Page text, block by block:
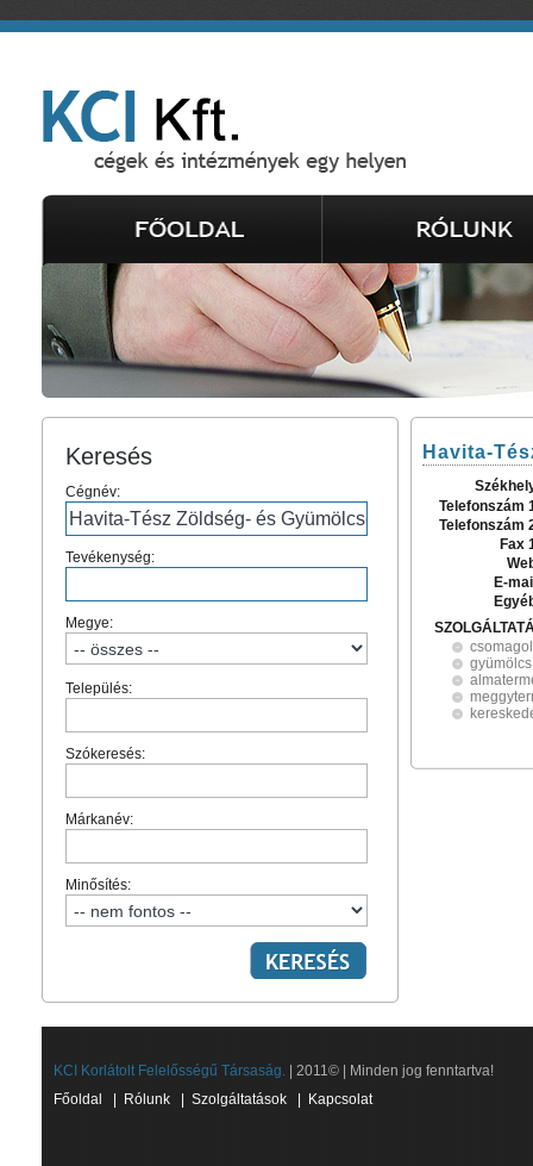
Keresés
Cégnév:
Tevékenység:
Megye:
Település:
Szókeresés:
Márkanév:
Minősítés:
Havita-
Telefonszám
Telefonszám
Fax
E-
KCI Korlátolt Felelősségű Társaság. | 2011© | Minden jog fenntartva!
Főoldal
Rólunk Szolgáltatások Kapcsolat